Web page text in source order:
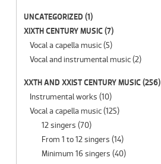
UNCATEGORIZED (1)
XIXTH CENTURY MUSIC(7)
Vocal a capella music(5)
Vocal and instrumental music(2)
XXTH AND XXIST CENTURY MUSIC(256)
Instrumental works (10)
Vocal a capella music(125)
12 singers (70)
From 1 to 12 singers (14)
Minimum 16 singers (40)